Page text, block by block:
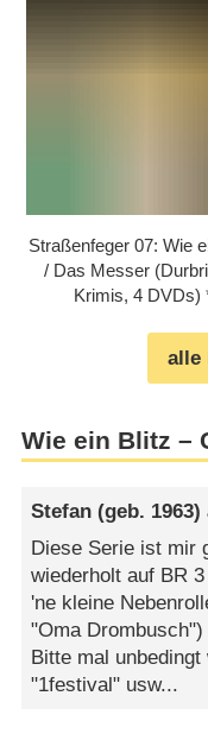
Straßenfeger 07: Wie
/​​ Das Messer
Krimis, 4 DVDs)
alle
Wie ein Blitz –
Stefan (geb.
Diese Serie ist mir
wiederholt auf BR
'ne kleine
"Oma
Bitte mal
"1festival" usw...